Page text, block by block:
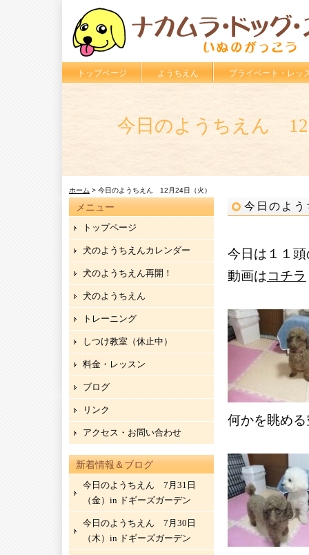
トップページ ようちえん プライベート・レッ
今日のようちえん 12
ホーム > 今日のようちえん 12月24日（火）
今日のよ
今日は１１
動画はコチラ
何かを眺め
メニュー
トップページ
犬のようちえんカレンダー
犬のようちえん再開！
犬のようちえん
トレーニング
しつけ教室（休止中）
料金・レッスン
ブログ
リンク
アクセス・お問い合わせ
新着情報＆ブログ
今日のようちえん 7月31日
（金）in ドギーズガーデン
今日のようちえん 7月30日
（木）in ドギーズガーデン